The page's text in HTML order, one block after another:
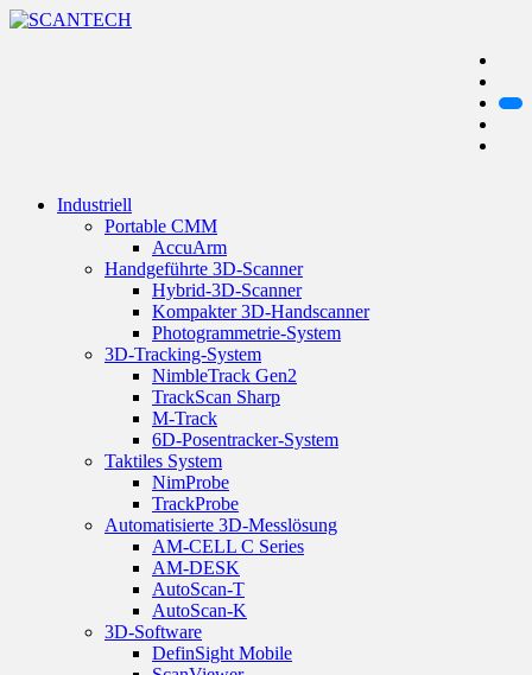
Industriell
Portable CMM
AccuArm
Handgeführte 3D-Scanner
Hybrid-3D-Scanner
Kompakter 3D-Handscanner
Photogrammetrie-System
3D-Tracking-System
NimbleTrack Gen2
TrackScan Sharp
M-Track
6D-Posentracker-System
Taktiles System
NimProbe
TrackProbe
Automatisierte 3D-Messlösung
AM-CELL C Series
AM-DESK
AutoScan-T
AutoScan-K
3D-Software
DefinSight Mobile